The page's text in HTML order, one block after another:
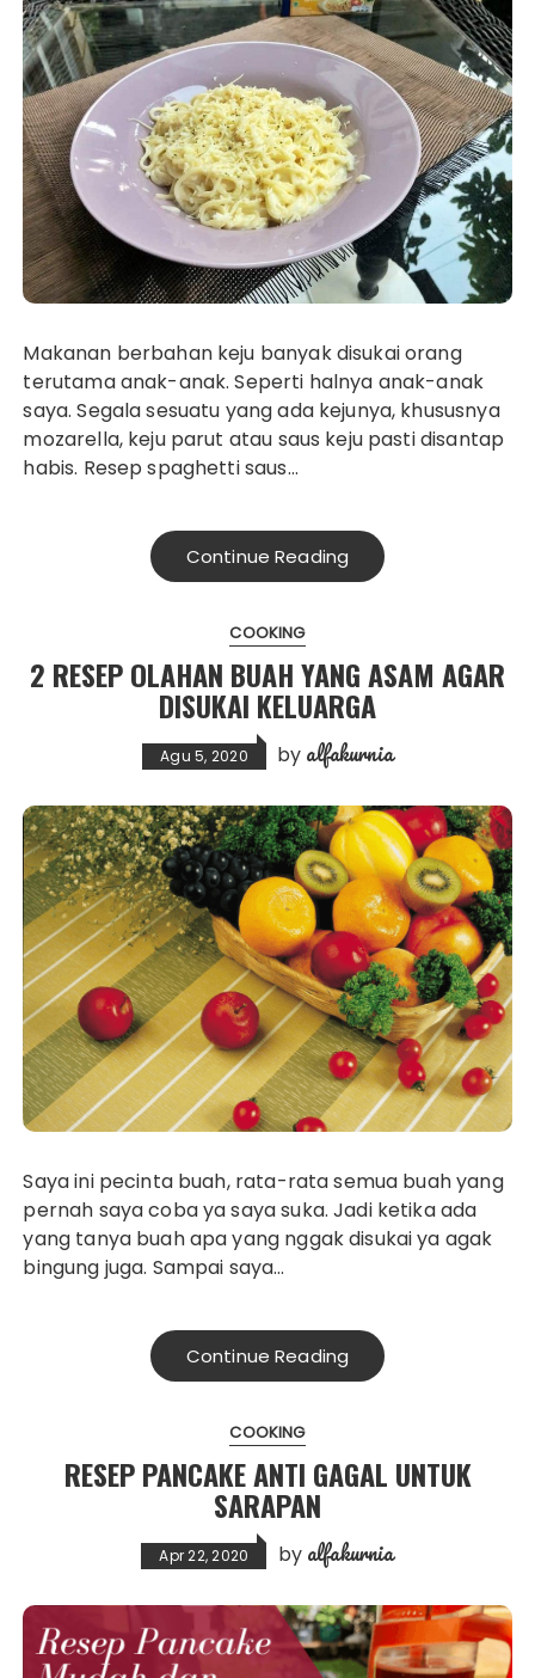
Makanan berbahan keju banyak disukai orang
terutama anak-anak. Seperti halnya anak-anak
saya. Segala sesuatu yang ada kejunya, khususnya
mozarella, keju parut atau saus keju pasti disantap
habis. Resep spaghetti saus…
Continue Reading
COOKING
2 RESEP OLAHAN BUAH YANG ASAM AGAR
DISUKAI KELUARGA
Agu 5, 2020 by alfakurnia
Saya ini pecinta buah, rata-rata semua buah yang
pernah saya coba ya saya suka. Jadi ketika ada
yang tanya buah apa yang nggak disukai ya agak
bingung juga. Sampai saya…
Continue Reading
COOKING
RESEP PANCAKE ANTI GAGAL UNTUK
SARAPAN
Apr 22, 2020 by alfakurnia